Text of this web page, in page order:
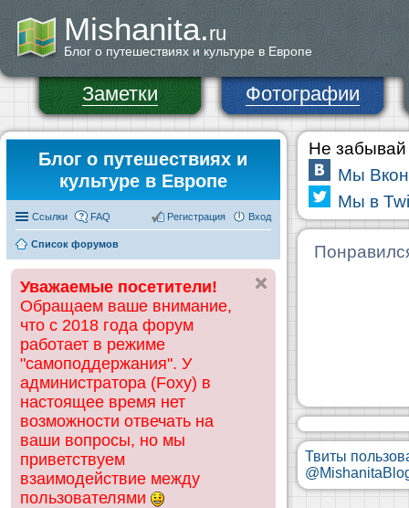
Mishanita.ru
Блог о путешествиях и культуре в Европе
Заметки Фотографии
Блог о путешествиях и
культуре в Европе
Ссылки FAQ Вход
Регистрация
Список форумов
Уважаемые посетители!
Обращаем ваше внимание,
что с 2018 года форум
работает в режиме
"самоподдержания". У
администратора (Foxy) в
настоящее время нет
возможности отвечать на
ваши вопросы, но мы
приветствуем
взаимодействие между
пользователями
Не забывай
Мы
Мы в
Твиты